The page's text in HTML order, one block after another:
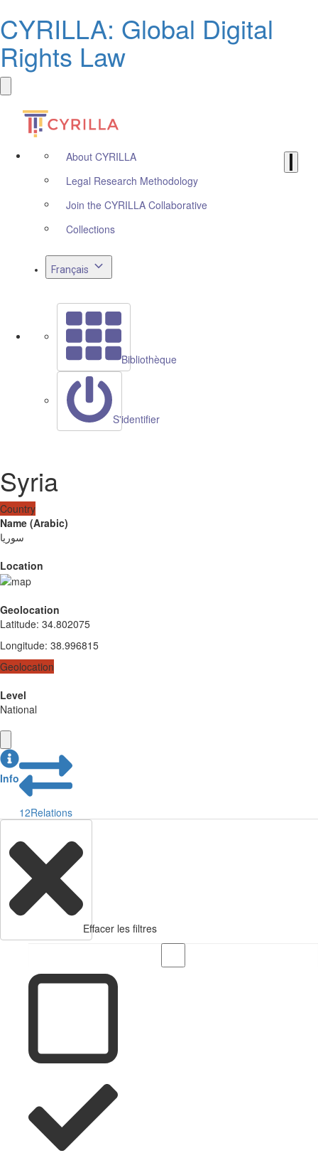
CYRILLA: Global Digital
Rights Law
About CYRILLA
Legal Research Methodology
Join the CYRILLA Collaborative
Collections
Français
Bibliothèque
S'identifier
Syria
Country
Name (Arabic)
سوريا
Location
Geolocation
Latitude: 34.802075
Longitude: 38.996815
Geolocation
Level
National
Info
12Relations
Effacer les filtres